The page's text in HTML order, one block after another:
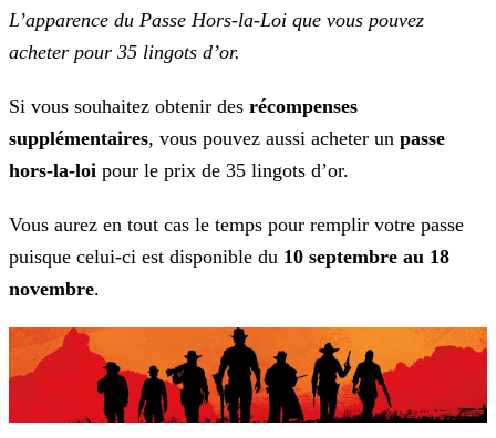
L’apparence du Passe Hors-la-Loi que vous pouvez
acheter pour 35 lingots d’or.
Si vous souhaitez obtenir des récompenses
supplémentaires, vous pouvez aussi acheter un passe
hors-la-loi pour le prix de 35 lingots d’or.
Vous aurez en tout cas le temps pour remplir votre passe
puisque celui-ci est disponible du 10 septembre au 18
novembre.